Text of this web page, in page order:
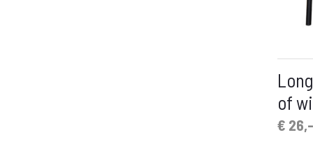
of
Oorspronkelijke
€ 26,-
Huidige